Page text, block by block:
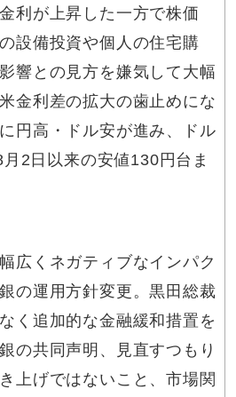
利が上昇した一方で株価
設備投資や個人の住宅購
響との見方を嫌気して大幅
金利差の拡大の歯止めにな
円高・ドル安が進み、ドル
2日以来の安値130円台ま
広くネガティブなインパク
の運用方針変更。黒田総裁
く追加的な金融緩和措置を
の共同声明、見直すつもり
上げではないこと、市場関